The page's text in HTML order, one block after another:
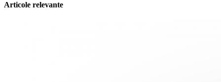
Articole relevante